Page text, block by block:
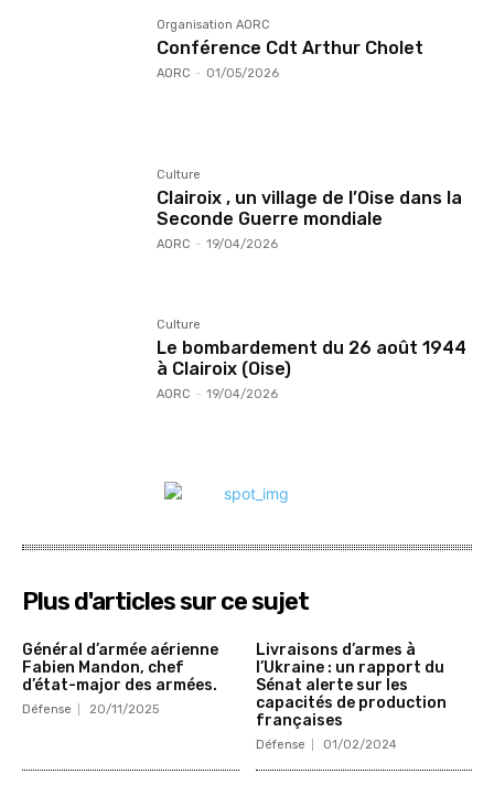
Organisation AORC
Conférence Cdt Arthur Cholet
AORC - 01/05/2026
Culture
Clairoix , un village de l’Oise dans la
Seconde Guerre mondiale
AORC - 19/04/2026
Culture
Le bombardement du 26 août 1944
à Clairoix (Oise)
AORC - 19/04/2026
Plus d'articles sur ce sujet
Général d’armée aérienne
Fabien Mandon, chef
d’état-major des armées.
Défense 20/11/2025
Livraisons d’armes à
l’Ukraine : un rapport du
Sénat alerte sur les
capacités de production
françaises
Défense 01/02/2024